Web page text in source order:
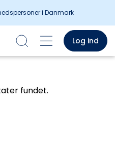
i Danmark
Log ind
fundet.